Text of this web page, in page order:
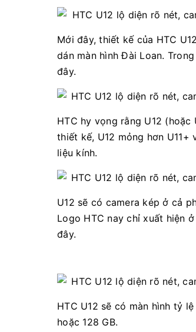
Mới đây, thiết kế của HTC
dán màn hình Đài Loan.
đây.
HTC hy vọng rằng U12
thiết kế, U12 mỏng hơn
liệu kính.
U12 sẽ có camera kép ở cả
Logo HTC nay chỉ xuất hiện
đây.
HTC U12 sẽ có màn hình tỷ
hoặc 128 GB.